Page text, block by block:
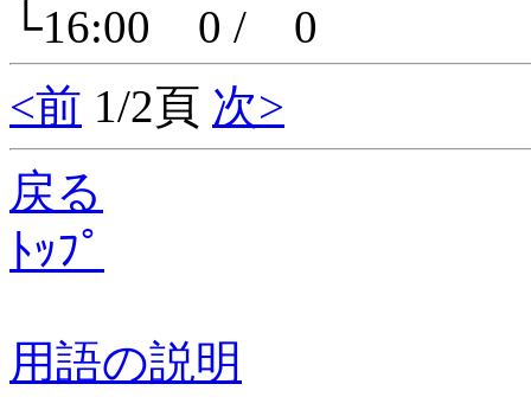
└16:00 0 / 0
<前 1/2頁 次>
戻る
ﾄｯﾌﾟ
用語の説明